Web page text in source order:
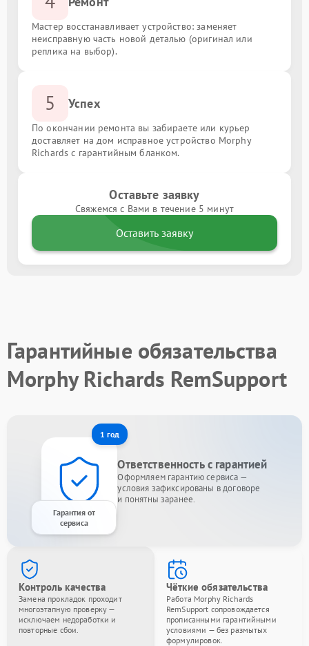
Мастер восстанавливает устройство: заменяет
неисправную часть новой деталью (оригинал или
реплика на выбор).
5 Успех
По окончании ремонта вы забираете или курьер
доставляет на дом исправное устройство Morphy
Richards с гарантийным бланком.
Оставьте заявку
Свяжемся с Вами в течение 5 минут
Оставить заявку
Гарантийные обязательства
Morphy Richards RemSupport
1 год
Гарантия от
сервиса
Ответственность с гарантией
Оформляем гарантию сервиса —
условия зафиксированы в договоре
и понятны заранее.
Контроль качества
Замена прокладок проходит
многоэтапную проверку —
исключаем недоработки и
повторные сбои.
Чёткие обязательства
Работа Morphy Richards
RemSupport сопровождается
прописанными гарантийными
условиями — без размытых
формулировок.